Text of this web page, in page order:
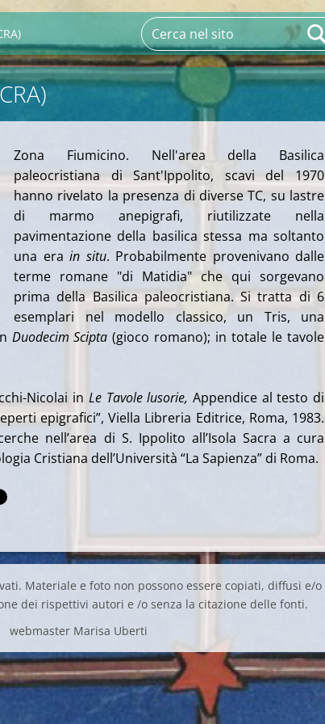
Zona Fiumicino. Nell'area della Basilica
paleocristiana di Sant'Ippolito, scavi del 1970
hanno rivelato la presenza di diverse TC, su lastre
di marmo anepigrafi, riutilizzate nella
pavimentazione della basilica stessa ma soltanto
una era in situ. Probabilmente provenivano dalle
terme romane "di Matidia" che qui sorgevano
prima della Basilica paleocristiana. Si tratta di 6
esemplari nel modello classico, un Tris, una
Duodecim Scipta (gioco romano); in totale le tavole
Nicolai in Le Tavole lusorie, Appendice al testo di
epigrafici”, Viella Libreria Editrice, Roma, 1983.
nell’area di S. Ippolito all’Isola Sacra a cura
Cristiana dell’Università “La Sapienza” di Roma.
Materiale e foto non possono essere copiati, diffusi e/o
dei rispettivi autori e /o senza la citazione delle fonti.
webmaster Marisa Uberti